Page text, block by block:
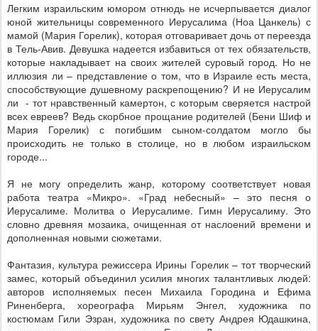
Легким израильским юмором отнюдь не исчерпывается диалог
юной жительницы современного Иерусалима (Ноа Цанкель) с
мамой (Мария Горелик), которая отговаривает дочь от переезда
в Тель-Авив. Девушка надеется избавиться от тех обязательств,
которые накладывает на своих жителей суровый город. Но не
иллюзия ли – представление о том, что в Израиле есть места,
способствующие душевному раскрепощению? И не Иерусалим
ли - тот нравственный камертон, с которым сверяется настрой
всех евреев? Ведь скорбное прощание родителей (Бени Шиф и
Мария Горелик) с погибшим сыном-солдатом могло бы
происходить не только в столице, но в любом израильском
городе...
Я не могу определить жанр, которому соответствует новая
работа театра «Микро». «Град небесный» – это песня о
Иерусалиме. Молитва о Иерусалиме. Гимн Иерусалиму. Это
словно древняя мозаика, очищенная от наслоений времени и
дополненная новыми сюжетами.
Фантазия, культура режиссера Ирины Горелик – тот творческий
замес, который объединил усилия многих талантливых людей:
авторов исполняемых песен Михаила Городина и Ефима
Риненберга, хореографа Мирьям Энгел, художника по
костюмам Гили Эзран, художника по свету Андрея Юдашкина,